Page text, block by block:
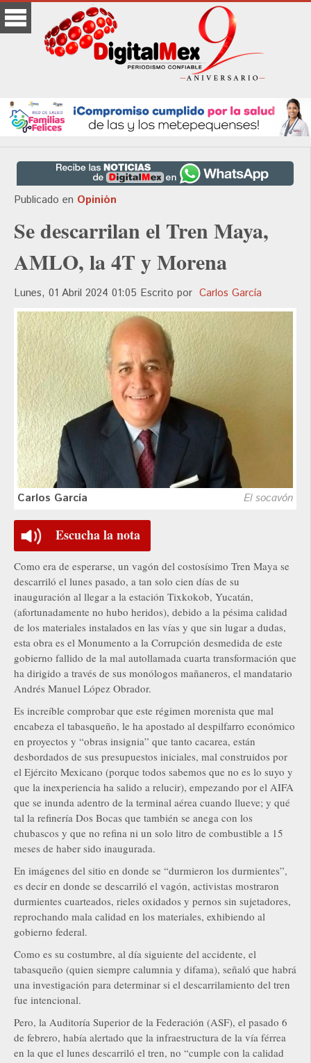
Publicado en Opinión
Se descarrilan el Tren Maya,
AMLO, la 4T y Morena
Lunes, 01 Abril 2024 01:05 Escrito por Carlos García
Carlos García El socavón
Escucha la nota
Como era de esperarse, un vagón del costosísimo Tren Maya se
descarriló el lunes pasado, a tan solo cien días de su
inauguración al llegar a la estación Tixkokob, Yucatán,
(afortunadamente no hubo heridos), debido a la pésima calidad
de los materiales instalados en las vías y que sin lugar a dudas,
esta obra es el Monumento a la Corrupción desmedida de este
gobierno fallido de la mal autollamada cuarta transformación que
ha dirigido a través de sus monólogos mañaneros, el mandatario
Andrés Manuel López Obrador.
Es increíble comprobar que este régimen morenista que mal
encabeza el tabasqueño, le ha apostado al despilfarro económico
en proyectos y “obras insignia” que tanto cacarea, están
desbordados de sus presupuestos iniciales, mal construidos por
el Ejército Mexicano (porque todos sabemos que no es lo suyo y
que la inexperiencia ha salido a relucir), empezando por el AIFA
que se inunda adentro de la terminal aérea cuando llueve; y qué
tal la refinería Dos Bocas que también se anega con los
chubascos y que no refina ni un solo litro de combustible a 15
meses de haber sido inaugurada.
En imágenes del sitio en donde se “durmieron los durmientes”,
es decir en donde se descarriló el vagón, activistas mostraron
durmientes cuarteados, rieles oxidados y pernos sin sujetadores,
reprochando mala calidad en los materiales, exhibiendo al
gobierno federal.
Como es su costumbre, al día siguiente del accidente, el
tabasqueño (quien siempre calumnia y difama), señaló que habrá
una investigación para determinar si el descarrilamiento del tren
fue intencional.
Pero, la Auditoría Superior de la Federación (ASF), el pasado 6
de febrero, había alertado que la infraestructura de la vía férrea
en la que el lunes descarriló el tren, no “cumple con la calidad